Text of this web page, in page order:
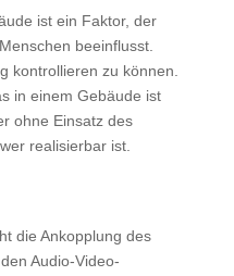
ist ein Faktor, der
beeinflusst.
kontrollieren zu können.
in einem Gebäude ist
ohne Einsatz des
realisierbar ist.
die Ankopplung des
Audio-Video-